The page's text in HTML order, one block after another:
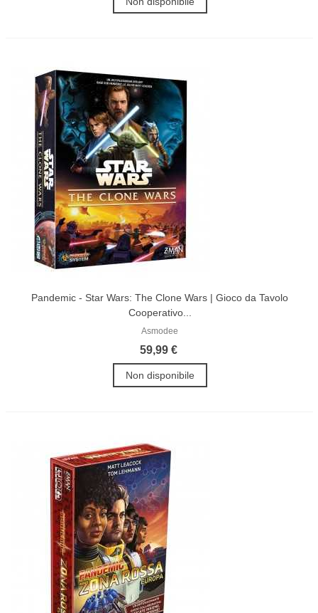
Pandemic - Star Wars: The Clone Wars | Gioco da Tavolo
Cooperativo...
Asmodee
59,99 €
Non disponibile